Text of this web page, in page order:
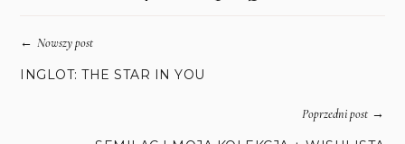
←Nowszy post
INGLOT: THE STAR IN YOU
Poprzedni post→